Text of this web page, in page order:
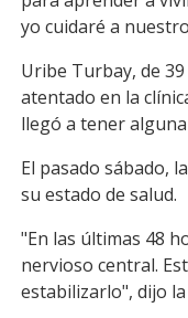
Linkyo cuidaré a
Uribe Turbay, de
atentado en la
llegó a tener
El pasado sábado,
su estado de salud.
"En las últimas 48
nervioso central.
estabilizarlo", dijo